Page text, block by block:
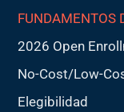
FUNDAMENTOS
2026 Open
No-Cost/Low-
Elegibilidad